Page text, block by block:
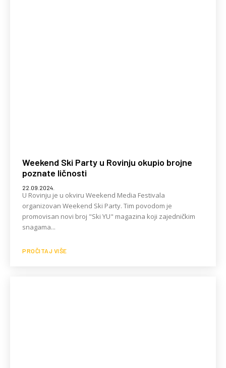
Weekend Ski Party u Rovinju okupio brojne
poznate ličnosti
22.09.2024.
U Rovinju je u okviru Weekend Media Festivala
organizovan Weekend Ski Party. Tim povodom je
promovisan novi broj "Ski YU" magazina koji zajedničkim
snagama...
PROČITAJ VIŠE